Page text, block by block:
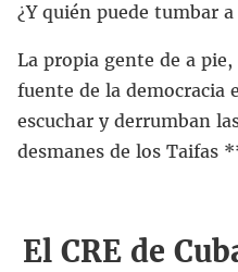
¿Y quién puede tumbar
La propia gente de a
fuente de la democracia
escuchar y derrumban
desmanes de los Taifas
El CRE de